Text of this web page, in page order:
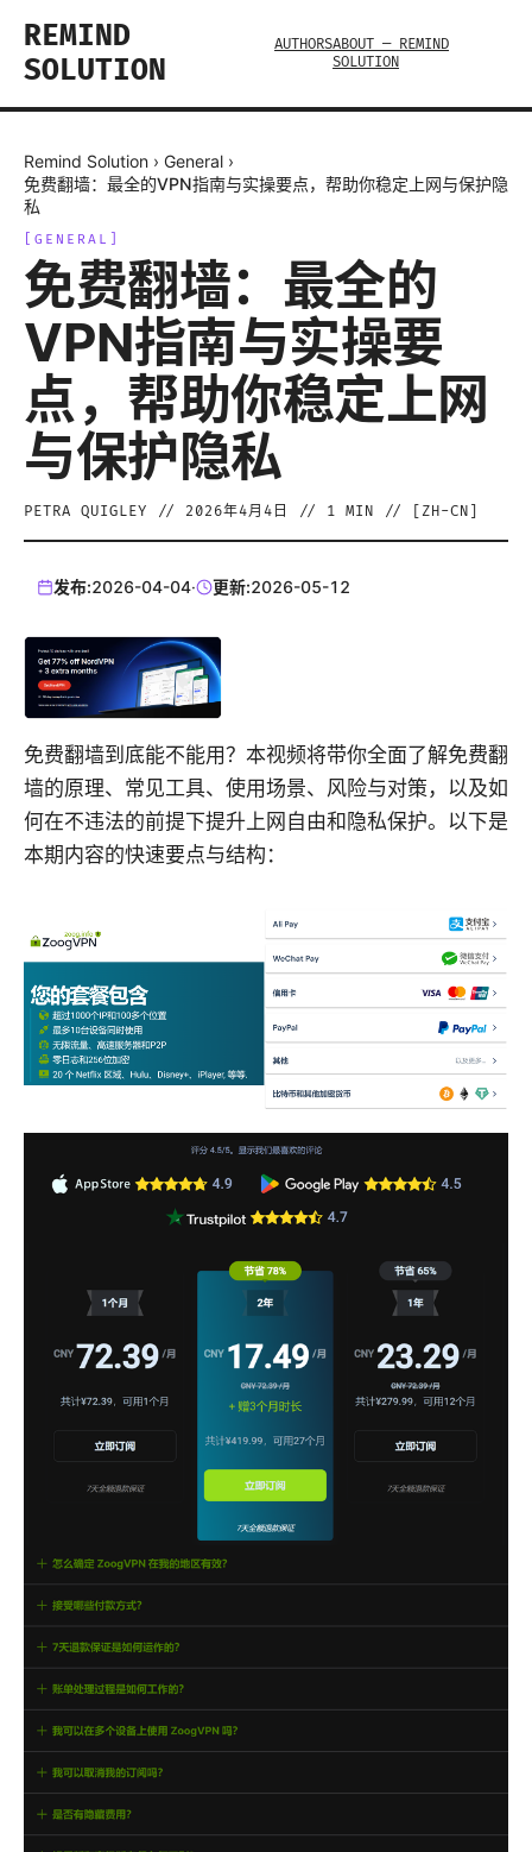
REMIND
SOLUTION
AUTHORSABOUT — REMIND
SOLUTION
Remind Solution › General ›
免费翻墙：最全的VPN指南与实操要点，帮助你稳定上网与保护隐
私
GENERAL
免费翻墙：最全的
VPN指南与实操要
点，帮助你稳定上网
与保护隐私
PETRA QUIGLEY // 2026年4月4日 // 1 MIN // [ ZH-CN
发布:2026-04-04· 更新:2026-05-12
免费翻墙到底能不能用？本视频将带你全面了解免费翻
墙的原理、常见工具、使用场景、风险与对策，以及如
何在不违法的前提下提升上网自由和隐私保护。以下是
本期内容的快速要点与结构：